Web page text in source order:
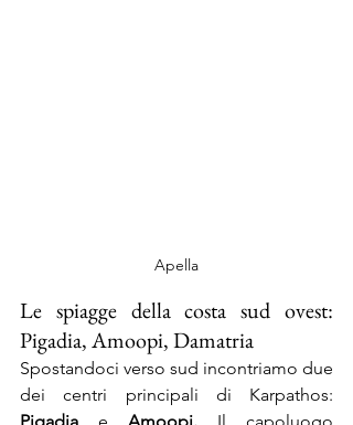
Apella
Le spiagge della costa sud ovest:
Pigadia, Amoopi, Damatria
Spostandoci verso sud incontriamo due